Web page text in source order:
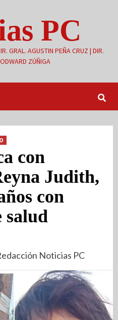
PC
GRAL. AGUSTIN PEÑA CRUZ | DIR.
ZÚÑIGA
con
Judith,
con
salud
Noticias PC